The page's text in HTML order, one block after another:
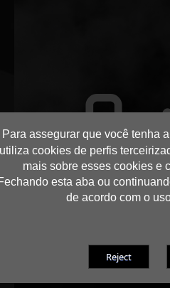
Para assegurar que você tenha
utiliza cookies de perfis
mais sobre esses cookies e
esta aba ou
de acordo com o
As ventoinhas mantêm O